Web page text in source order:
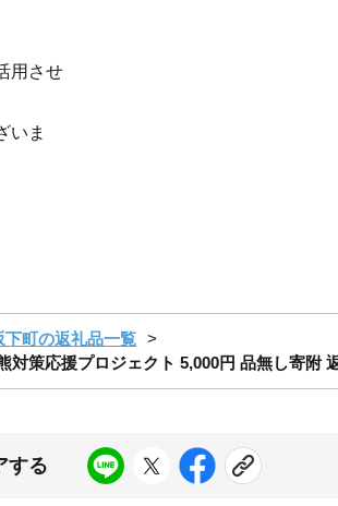
用させ
いま
下町の返礼品一覧
対策応援プロジェクト 5,000円 品無し寄附
する